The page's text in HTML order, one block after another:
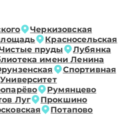
Черкизовская
Красносельская
пруды
Лубянка
имени Ленина
Спортивная
Университет
Румянцево
Луг
Прокшино
Потапово